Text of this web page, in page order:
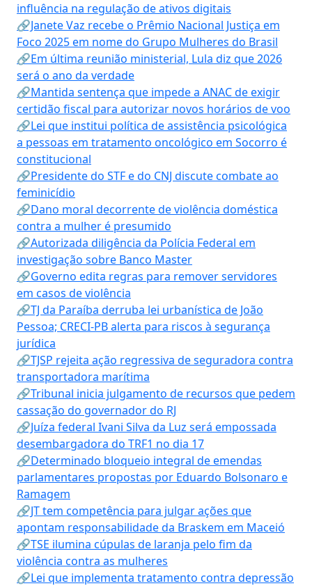
influência na regulação de ativos digitais
🔗Janete Vaz recebe o Prêmio Nacional Justiça em
Foco 2025 em nome do Grupo Mulheres do Brasil
🔗Em última reunião ministerial, Lula diz que 2026
será o ano da verdade
🔗Mantida sentença que impede a ANAC de exigir
certidão fiscal para autorizar novos horários de voo
🔗Lei que institui política de assistência psicológica
a pessoas em tratamento oncológico em Socorro é
constitucional
🔗Presidente do STF e do CNJ discute combate ao
feminicídio
🔗Dano moral decorrente de violência doméstica
contra a mulher é presumido
🔗Autorizada diligência da Polícia Federal em
investigação sobre Banco Master
🔗Governo edita regras para remover servidores
em casos de violência
🔗TJ da Paraíba derruba lei urbanística de João
Pessoa; CRECI-PB alerta para riscos à segurança
jurídica
🔗TJSP rejeita ação regressiva de seguradora contra
transportadora marítima
🔗Tribunal inicia julgamento de recursos que pedem
cassação do governador do RJ
🔗Juíza federal Ivani Silva da Luz será empossada
desembargadora do TRF1 no dia 17
🔗Determinado bloqueio integral de emendas
parlamentares propostas por Eduardo Bolsonaro e
Ramagem
🔗JT tem competência para julgar ações que
apontam responsabilidade da Braskem em Maceió
🔗TSE ilumina cúpulas de laranja pelo fim da
violência contra as mulheres
🔗Lei que implementa tratamento contra depressão